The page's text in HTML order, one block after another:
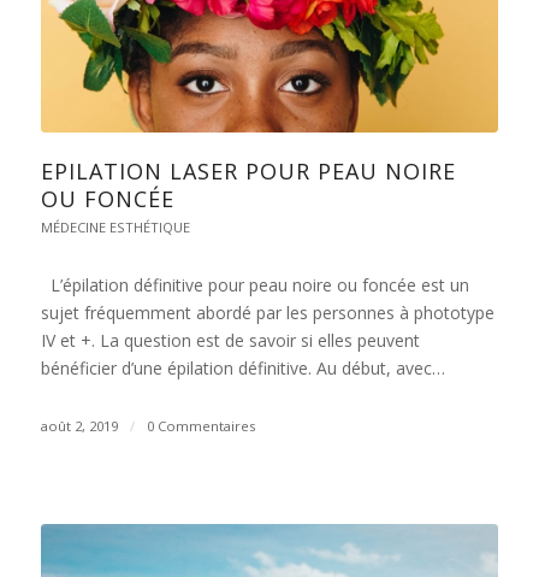
EPILATION LASER POUR PEAU NOIRE
OU FONCÉE
MÉDECINE ESTHÉTIQUE
L’épilation définitive pour peau noire ou foncée est un
sujet fréquemment abordé par les personnes à phototype
IV et +. La question est de savoir si elles peuvent
bénéficier d’une épilation définitive. Au début, avec…
août 2, 2019 / 0 Commentaires